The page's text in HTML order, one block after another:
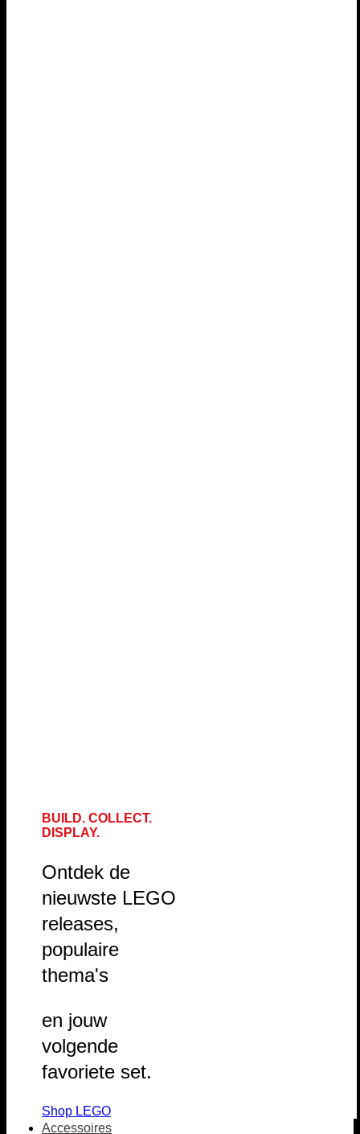
BUILD. COLLECT.
DISPLAY.
Ontdek de
nieuwste LEGO
releases,
populaire
thema's
en jouw
volgende
favoriete set.
Shop LEGO
Accessoires